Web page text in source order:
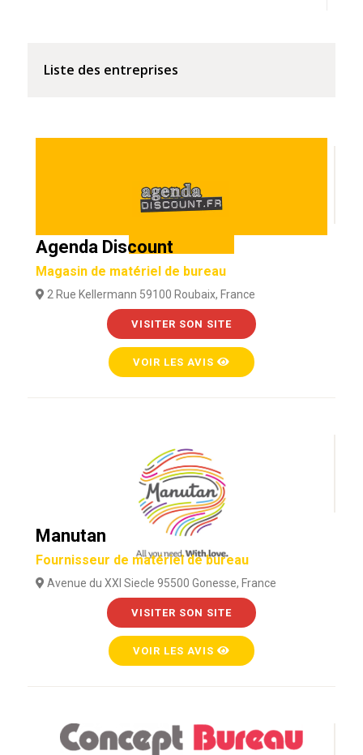
Liste des entreprises
Agenda Discount
Magasin de matériel de bureau
2 Rue Kellermann 59100 Roubaix, France
VISITER SON SITE
VOIR LES AVIS
Manutan
Fournisseur de matériel de bureau
Avenue du XXI Siecle 95500 Gonesse, France
VISITER SON SITE
VOIR LES AVIS